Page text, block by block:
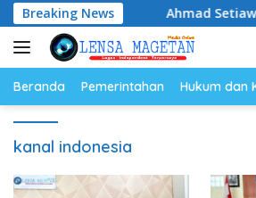
Langsung
ke
konten
Breaking News
Ikan Ahmad Setiawan
Beranda Pemerintahan Hukum dan
kanal indonesia